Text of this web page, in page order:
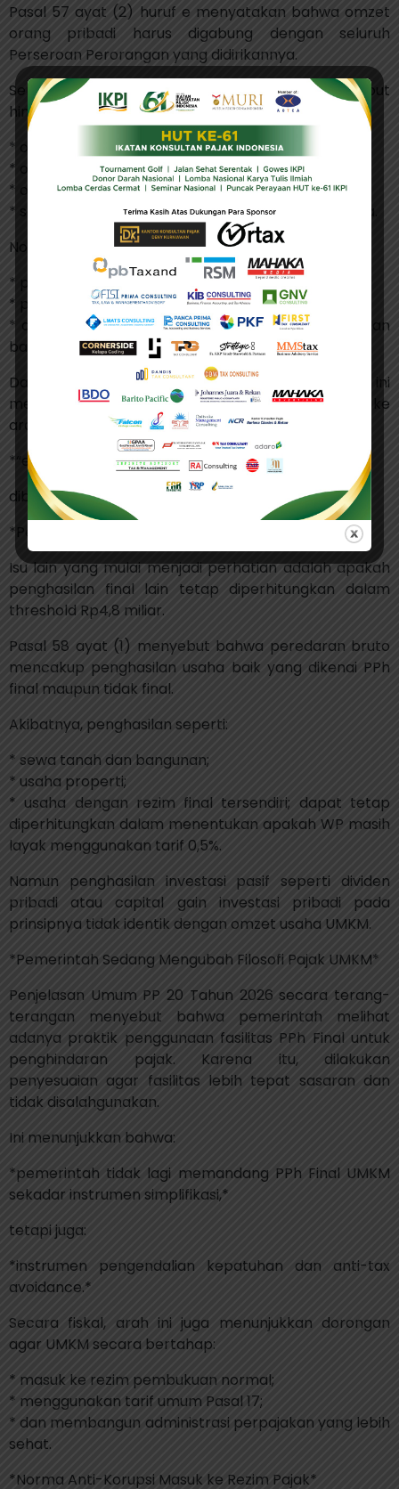
Pasal 57 ayat (2) huruf e menyatakan bahwa omzet
orang pribadi harus digabung dengan seluruh
Perseroan Perorangan yang didirikannya.
Sementara Pasal 58 memperluas agregasi tersebut
hingga mencakup:
* omzet suami;
* omzet istri;
* omzet anak belum dewasa;
* serta seluruh Perseroan Perorangan milik keluarga.
Norma ini secara efektif mengakhiri praktik:
* pemecahan usaha;
* pemecahan PT Perorangan;
* dan pecah NPWP keluarga untuk mempertahankan
batas Rp4,8 miliar.
Dalam perspektif kebijakan fiskal, langkah ini
menunjukkan bahwa pemerintah mulai bergerak ke
arah pendekatan:
*“economic unity”*
dibanding pendekatan formalistik per entitas.
*Penghasilan Final Lain Juga Berpotensi Dihitung*
Isu lain yang mulai menjadi perhatian adalah apakah
penghasilan final lain tetap diperhitungkan dalam
threshold Rp4,8 miliar.
Pasal 58 ayat (1) menyebut bahwa peredaran bruto
mencakup penghasilan usaha baik yang dikenai PPh
final maupun tidak final.
Akibatnya, penghasilan seperti:
* sewa tanah dan bangunan;
* usaha properti;
* usaha dengan rezim final tersendiri; dapat tetap
diperhitungkan dalam menentukan apakah WP masih
layak menggunakan tarif 0,5%.
Namun penghasilan investasi pasif seperti dividen
pribadi atau capital gain investasi pribadi pada
prinsipnya tidak identik dengan omzet usaha UMKM.
*Pemerintah Sedang Mengubah Filosofi Pajak UMKM*
Penjelasan Umum PP 20 Tahun 2026 secara terang-
terangan menyebut bahwa pemerintah melihat
adanya praktik penggunaan fasilitas PPh Final untuk
penghindaran pajak. Karena itu, dilakukan
penyesuaian agar fasilitas lebih tepat sasaran dan
tidak disalahgunakan.
Ini menunjukkan bahwa:
*pemerintah tidak lagi memandang PPh Final UMKM
sekadar instrumen simplifikasi,*
tetapi juga:
*instrumen pengendalian kepatuhan dan anti-tax
avoidance.*
Secara fiskal, arah ini juga menunjukkan dorongan
agar UMKM secara bertahap:
* masuk ke rezim pembukuan normal;
* menggunakan tarif umum Pasal 17;
* dan membangun administrasi perpajakan yang lebih
sehat.
*Norma Anti-Korupsi Masuk ke Rezim Pajak*